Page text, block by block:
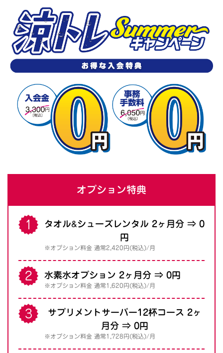
オプション特典
タオル&シューズレンタル 2ヶ月分 ⇒ 0
円
※オプション料金 通常2,420円(税込)/月
水素水オプション 2ヶ月分 ⇒ 0円
※オプション料金 通常1,620円(税込)/月
サプリメントサーバー12杯コース 2ヶ
月分 ⇒ 0円
※オプション料金 通常1,728円(税込)/月